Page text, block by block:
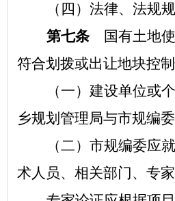
（四）法律、法规
第七条国有土地使
符合划拨或出让地块控
（一）建设单位或
乡规划管理局与市规编
（二）市规编委应
术人员、相关部门、专